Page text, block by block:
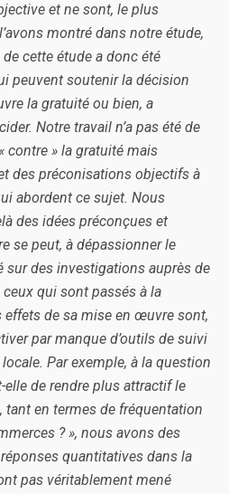
et ne sont, le plus
montré dans notre étude,
cette étude a donc été
peuvent soutenir la décision
la gratuité ou bien, a
Notre travail n’a pas été de
contre » la gratuité mais
des préconisations objectifs à
abordent ce sujet. Nous
des idées préconçues et
se peut, à dépassionner le
sur des investigations auprès de
qui sont passés à la
effets de sa mise en œuvre sont,
par manque d’outils de suivi
locale. Par exemple, à la question
elle de rendre plus attractif le
tant en termes de fréquentation
? », nous avons des
quantitatives dans la
pas véritablement mené